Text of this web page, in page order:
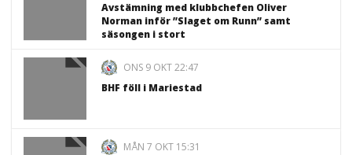
Avstämning med klubbchefen Oliver
Norman inför ”Slaget om Runn” samt
säsongen i stort
ONS 9 OKT 22:47
BHF föll i Mariestad
MÅN 7 OKT 15:31